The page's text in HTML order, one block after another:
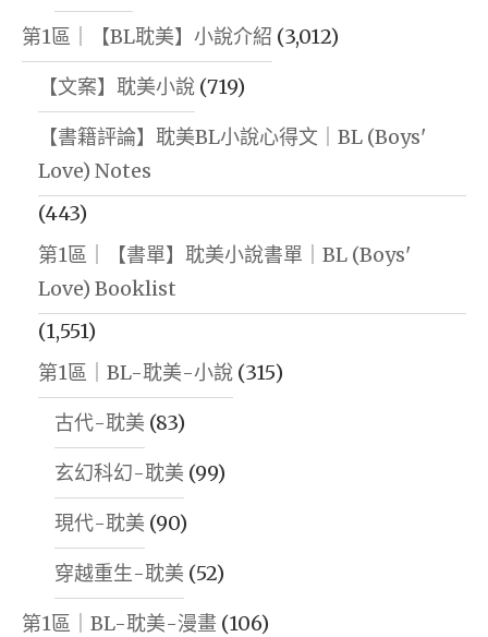
第1區｜【BL耽美】小說介紹 (3,012)
【文案】耽美小說 (719)
【書籍評論】耽美BL小說心得文｜BL (Boys'
Love) Notes
(443)
第1區｜【書單】耽美小說書單｜BL (Boys'
Love) Booklist
(1,551)
第1區｜BL-耽美-小說 (315)
古代-耽美 (83)
玄幻科幻-耽美 (99)
現代-耽美 (90)
穿越重生-耽美 (52)
第1區｜BL-耽美-漫畫 (106)